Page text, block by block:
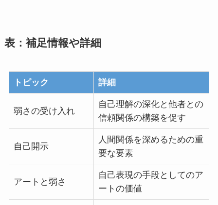
表：補足情報や詳細
トピック 詳細
弱さの受け入れ
自己理解の深化と他者との
信頼関係の構築を促す
自己開示
人間関係を深めるための重
要な要素
アートと弱さ
自己表現の手段としてのア
ートの価値